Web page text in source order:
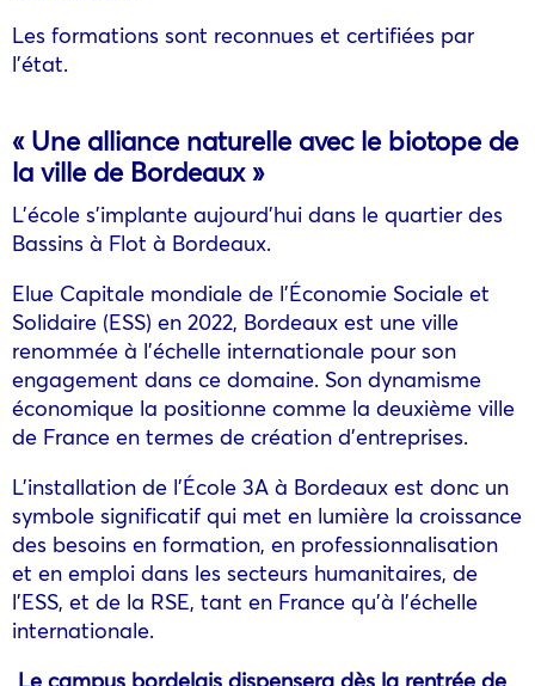
Les formations sont reconnues et certifiées par
l’état.
« Une alliance naturelle avec le biotope de
la ville de Bordeaux »
L’école s’implante aujourd’hui dans le quartier des
Bassins à Flot à Bordeaux.
Elue Capitale mondiale de l’Économie Sociale et
Solidaire (ESS) en 2022, Bordeaux est une ville
renommée à l’échelle internationale pour son
engagement dans ce domaine. Son dynamisme
économique la positionne comme la deuxième ville
de France en termes de création d’entreprises.
L’installation de l’École 3A à Bordeaux est donc un
symbole significatif qui met en lumière la croissance
des besoins en formation, en professionnalisation
et en emploi dans les secteurs humanitaires, de
l’ESS, et de la RSE, tant en France qu’à l’échelle
internationale.
Le campus bordelais dispensera dès la rentrée de